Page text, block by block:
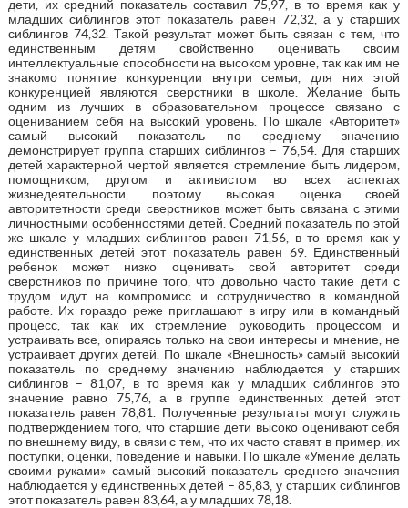
дети, их средний показатель составил 75,97, в то время как у
младших сиблингов этот показатель равен 72,32, а у старших
сиблингов 74,32. Такой результат может быть связан с тем, что
единственным детям свойственно оценивать своим
интеллектуальные способности на высоком уровне, так как им не
знакомо понятие конкуренции внутри семьи, для них этой
конкуренцией являются сверстники в школе. Желание быть
одним из лучших в образовательном процессе связано с
оцениванием себя на высокий уровень. По шкале «Авторитет»
самый высокий показатель по среднему значению
демонстрирует группа старших сиблингов – 76,54. Для старших
детей характерной чертой является стремление быть лидером,
помощником, другом и активистом во всех аспектах
жизнедеятельности, поэтому высокая оценка своей
авторитетности среди сверстников может быть связана с этими
личностными особенностями детей. Средний показатель по этой
же шкале у младших сиблингов равен 71,56, в то время как у
единственных детей этот показатель равен 69. Единственный
ребенок может низко оценивать свой авторитет среди
сверстников по причине того, что довольно часто такие дети с
трудом идут на компромисс и сотрудничество в командной
работе. Их гораздо реже приглашают в игру или в командный
процесс, так как их стремление руководить процессом и
устраивать все, опираясь только на свои интересы и мнение, не
устраивает других детей. По шкале «Внешность» самый высокий
показатель по среднему значению наблюдается у старших
сиблингов – 81,07, в то время как у младших сиблингов это
значение равно 75,76, а в группе единственных детей этот
показатель равен 78,81. Полученные результаты могут служить
подтверждением того, что старшие дети высоко оценивают себя
по внешнему виду, в связи с тем, что их часто ставят в пример, их
поступки, оценки, поведение и навыки. По шкале «Умение делать
своими руками» самый высокий показатель среднего значения
наблюдается у единственных детей – 85,83, у старших сиблингов
этот показатель равен 83,64, а у младших 78,18.